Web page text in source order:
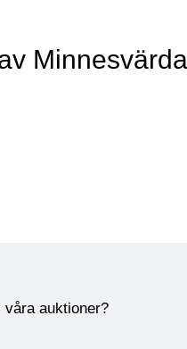
våra auktioner?